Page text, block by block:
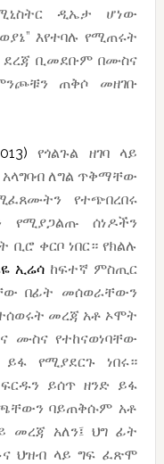
ዲኤታ ሆነው
እየተባሉ የሚጠሩት
ደረጃ ቢመደቡም በሙስና
ጠቅሶ መዘገቡ
የጎልጉል ዘገባ ላይ
ለግል ጥቅማቸው
የተጭበረበሩ
የሚያጋልጡ ሰነዶችን
ቀርቦ ነበር። የክልሉ
ኢሬሳ ከፍተኛ ምስጢር
በፊት መሰወራቸውን
መረጃ አቶ ኦሞት
ሙስና የተከናወነባቸው
ይፋ የሚያደርጉ ነበሩ።
ይሰጥ ዘንድ ይፋ
ባይጠቅሱም አቶ
መረጃ አለን፤ ህግ ፊት
ህዝብ ላይ ግፍ ፈጽሞ